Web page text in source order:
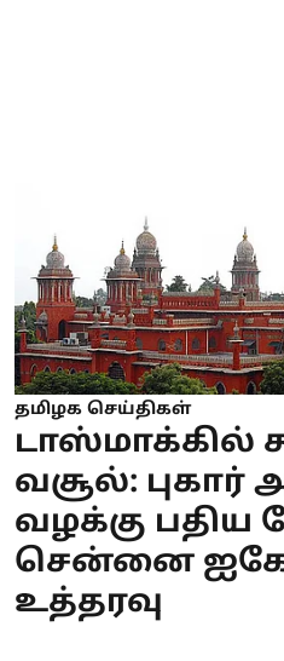
தமிழக செய்திகள்
டாஸ்மாக்கில்
வசூல்: புகார்
வழக்கு
சென்னை
உத்தரவு